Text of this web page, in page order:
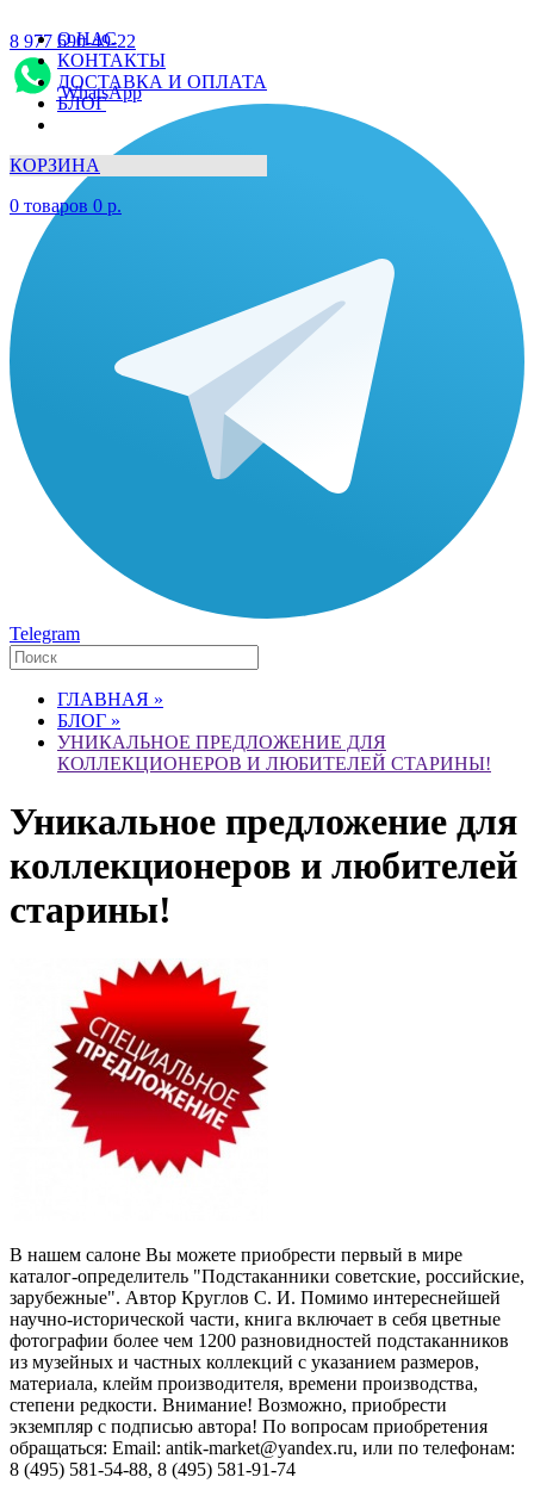
О НАС
КОНТАКТЫ
ДОСТАВКА И ОПЛАТА
БЛОГ
КОРЗИНА
0 товаров 0 р.
8 977 690-49-22
WhatsApp
Telegram
ГЛАВНАЯ »
БЛОГ »
УНИКАЛЬНОЕ ПРЕДЛОЖЕНИЕ ДЛЯ
КОЛЛЕКЦИОНЕРОВ И ЛЮБИТЕЛЕЙ СТАРИНЫ!
Уникальное предложение для
коллекционеров и любителей
старины!
В нашем салоне Вы можете приобрести первый в мире
каталог-определитель "Подстаканники советские, российские,
зарубежные". Автор Круглов С. И. Помимо интереснейшей
научно-исторической части, книга включает в себя цветные
фотографии более чем 1200 разновидностей подстаканников
из музейных и частных коллекций с указанием размеров,
материала, клейм производителя, времени производства,
степени редкости. Внимание! Возможно, приобрести
экземпляр с подписью автора! По вопросам приобретения
обращаться: Email: antik-market@yandex.ru, или по телефонам:
8 (495) 581-54-88, 8 (495) 581-91-74